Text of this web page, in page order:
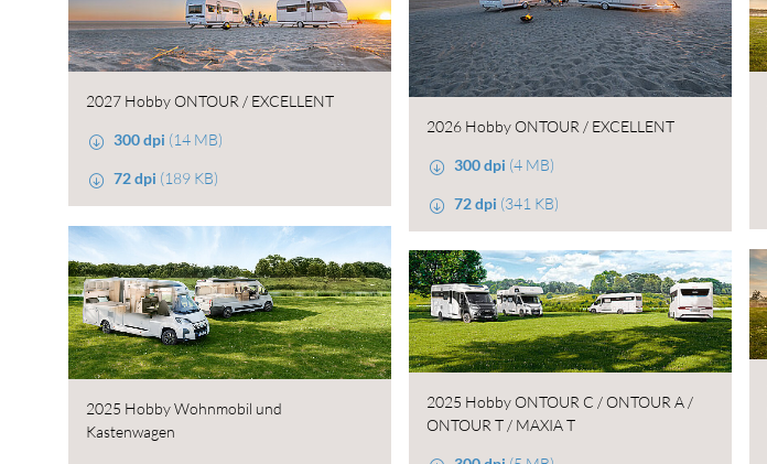
2026 Hobby ONTOUR / EXCELLENT
300 dpi (4 MB)
72 dpi (341 KB)
2027 Hobby ONTOUR / EXCELLENT
300 dpi (14 MB)
72 dpi (189 KB)
2025 Hobby Wohnmobil und
Kastenwagen
2025 Hobby ONTOUR C / ONTOUR A /
ONTOUR T / MAXIA T